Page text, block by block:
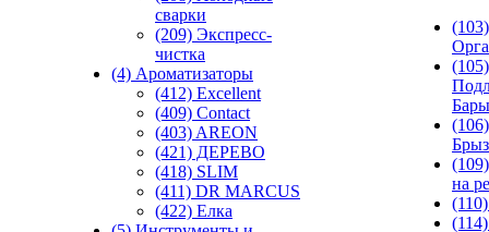
сварки
(209) Экспреcс-
чистка
(4) Ароматизаторы
(412) Excellent
(409) Contact
(403) AREON
(421) ДЕРЕВО
(418) SLIM
(411) DR MARCUS
(422) Елка
(105)
Бары
(106)
на